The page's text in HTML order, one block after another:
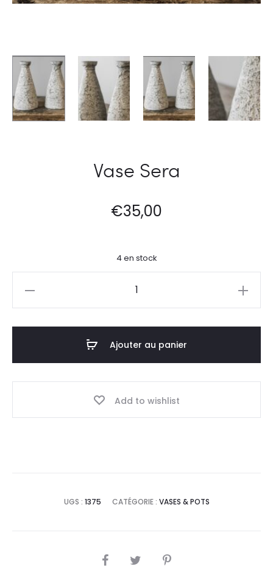
Vase Sera
€35,00
4 en stock
Ajouter au panier
Add to wishlist
UGS : 1375 CATÉGORIE : VASES & POTS
SHARE